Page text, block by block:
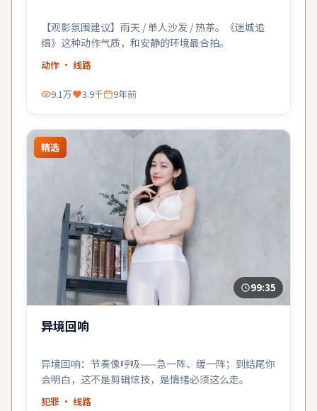
【观影氛围建议】雨天 / 单人沙发 / 热茶。《迷城追
缉》这种动作气质，和安静的环境最合拍。
动作 · 线路
9.1万 3.9千 9年前
精选
99:35
异境回响
异境回响：节奏像呼吸——急一阵、缓一阵；到结尾你
会明白，这不是剪辑炫技，是情绪必须这么走。
犯罪 · 线路